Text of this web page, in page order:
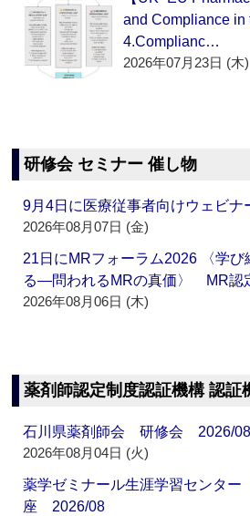
and Compliance in
4.Complianc…
2026年07月23日 (木)
研修会 セミナー 催し物
9月4日に医療従事者向けウェビ
2026年08月07日 (金)
21日にMRフォーラム2026 〈学び
る―問われるMRの真価〉 MR認
2026年08月06日 (木)
薬剤師認定制度認証機構 認証
石川県薬剤師会 研修会 2026/08
2026年08月04日 (火)
薬学ゼミナール生涯学習センタ
座 2026/08